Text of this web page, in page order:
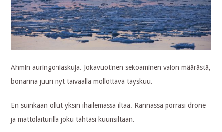
Ahmin auringonlaskuja. Jokavuotinen sekoaminen valon määrästä,
bonarina juuri nyt taivaalla möllöttävä täyskuu.
En suinkaan ollut yksin ihailemassa iltaa. Rannassa pörräsi drone
ja mattolaiturilla joku tähtäsi kuunsiltaan.